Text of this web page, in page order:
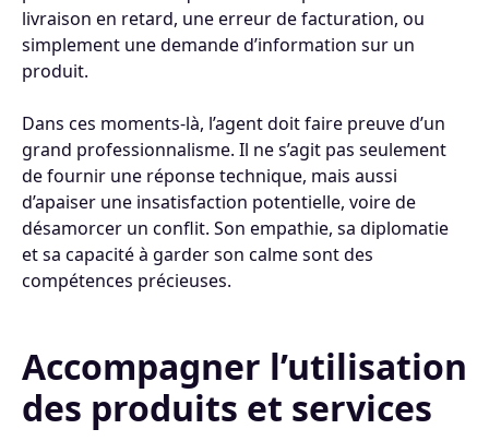
livraison en retard, une erreur de facturation, ou
simplement une demande d’information sur un
produit.
Dans ces moments-là, l’agent doit faire preuve d’un
grand professionnalisme. Il ne s’agit pas seulement
de fournir une réponse technique, mais aussi
d’apaiser une insatisfaction potentielle, voire de
désamorcer un conflit. Son empathie, sa diplomatie
et sa capacité à garder son calme sont des
compétences précieuses.
Accompagner l’utilisation
des produits et services